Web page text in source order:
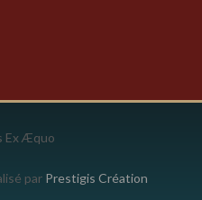
Ex Æquo
par Prestigis Création